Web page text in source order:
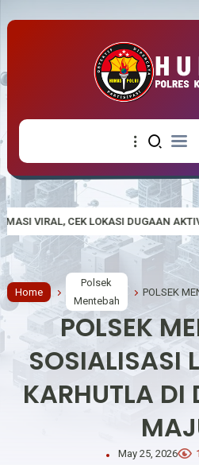
DUGAAN AKTIVITAS PETI DI SUNGAI
Home
Polsek
Mentebah
POLSEK
SOSIALISASI
KARHUTLA DI
May 25, 2026